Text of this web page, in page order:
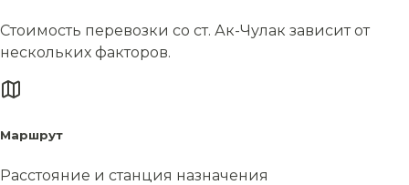
Стоимость перевозки со ст. Ак-Чулак зависит от
нескольких факторов.
Маршрут
Расстояние и станция назначения